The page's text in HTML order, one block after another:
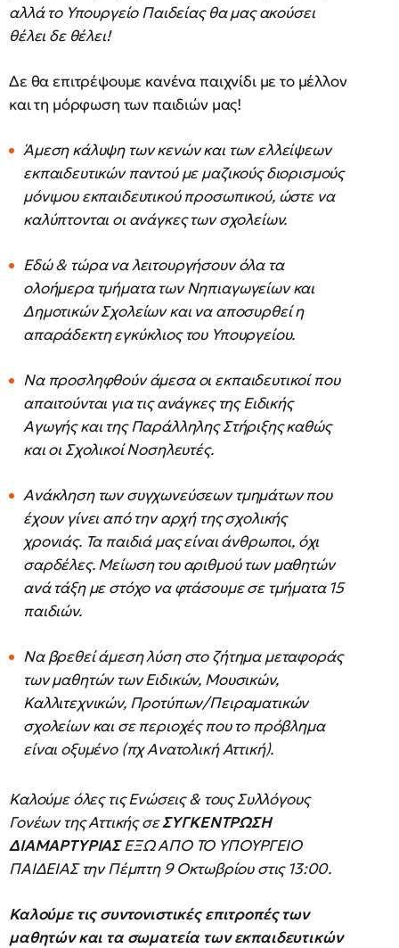
αλλά το Υπουργείο Παιδείας θα μας ακούσει
θέλει δε θέλει!
Δε θα επιτρέψουμε κανένα παιχνίδι με το μέλλον
και τη μόρφωση των παιδιών μας!
Άμεση κάλυψη των κενών και των ελλείψεων
εκπαιδευτικών παντού με μαζικούς διορισμούς
μόνιμου εκπαιδευτικού προσωπικού, ώστε να
καλύπτονται οι ανάγκες των σχολείων.
Εδώ & τώρα να λειτουργήσουν όλα τα
ολοήμερα τμήματα των Νηπιαγωγείων και
Δημοτικών Σχολείων και να αποσυρθεί η
απαράδεκτη εγκύκλιος του Υπουργείου.
Να προσληφθούν άμεσα οι εκπαιδευτικοί που
απαιτούνται για τις ανάγκες της Ειδικής
Αγωγής και της Παράλληλης Στήριξης καθώς
και οι Σχολικοί Νοσηλευτές.
Ανάκληση των συγχωνεύσεων τμημάτων που
έχουν γίνει από την αρχή της σχολικής
χρονιάς. Τα παιδιά μας είναι άνθρωποι, όχι
σαρδέλες. Μείωση του αριθμού των μαθητών
ανά τάξη με στόχο να φτάσουμε σε τμήματα 15
παιδιών.
Να βρεθεί άμεση λύση στο ζήτημα μεταφοράς
των μαθητών των Ειδικών, Μουσικών,
Καλλιτεχνικών, Προτύπων/Πειραματικών
σχολείων και σε περιοχές που το πρόβλημα
είναι οξυμένο (πχ Ανατολική Αττική).
Καλούμε όλες τις Ενώσεις & τους Συλλόγους
Γονέων της Αττικής σεΣΥΓΚΕΝΤΡΩΣΗ
ΔΙΑΜΑΡΤΥΡΙΑΣΕΞΩ ΑΠΟ ΤΟ ΥΠΟΥΡΓΕΙΟ
ΠΑΙΔΕΙΑΣ την Πέμπτη 9 Οκτωβρίου στις 13:00.
Καλούμε τις συντονιστικές επιτροπές των
μαθητών και τα σωματεία των εκπαιδευτικών